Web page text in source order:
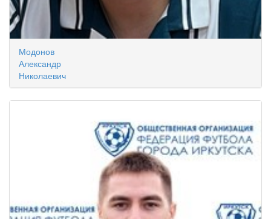
Модонов
Александр
Николаевич